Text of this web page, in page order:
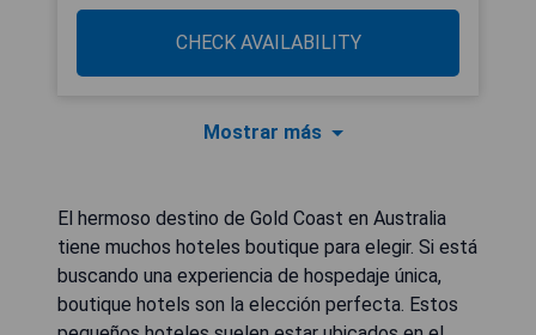
CHECK AVAILABILITY
Mostrar más
El hermoso destino de Gold Coast en Australia
tiene muchos hoteles boutique para elegir. Si está
buscando una experiencia de hospedaje única,
boutique hotels son la elección perfecta. Estos